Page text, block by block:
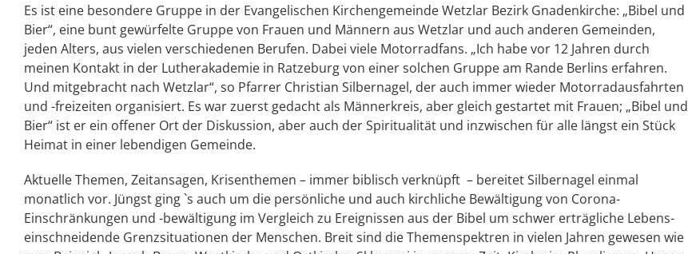
Es ist eine besondere Gruppe in der Evangelischen Kirchengemeinde Wetzlar Bezirk Gnadenkirche: „Bibel und
Bier“, eine bunt gewürfelte Gruppe von Frauen und Männern aus Wetzlar und auch anderen Gemeinden,
jeden Alters, aus vielen verschiedenen Berufen. Dabei viele Motorradfans. „Ich habe vor 12 Jahren durch
meinen Kontakt in der Lutherakademie in Ratzeburg von einer solchen Gruppe am Rande Berlins erfahren.
Und mitgebracht nach Wetzlar“, so Pfarrer Christian Silbernagel, der auch immer wieder Motorradausfahrten
und -freizeiten organisiert. Es war zuerst gedacht als Männerkreis, aber gleich gestartet mit Frauen; „Bibel und
Bier“ ist er ein offener Ort der Diskussion, aber auch der Spiritualität und inzwischen für alle längst ein Stück
Heimat in einer lebendigen Gemeinde.
Aktuelle Themen, Zeitansagen, Krisenthemen – immer biblisch verknüpft – bereitet Silbernagel einmal
monatlich vor. Jüngst ging `s auch um die persönliche und auch kirchliche Bewältigung von Corona-
Einschränkungen und -bewältigung im Vergleich zu Ereignissen aus der Bibel um schwer erträgliche Lebens-
einschneidende Grenzsituationen der Menschen. Breit sind die Themenspektren in vielen Jahren gewesen wie